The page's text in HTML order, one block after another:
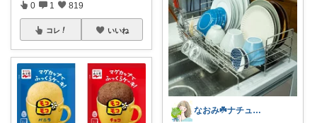
0 1 819
コレ いいね
なおみ☘️ナチュラル生活